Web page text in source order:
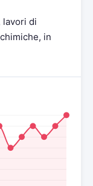
lavori di
in